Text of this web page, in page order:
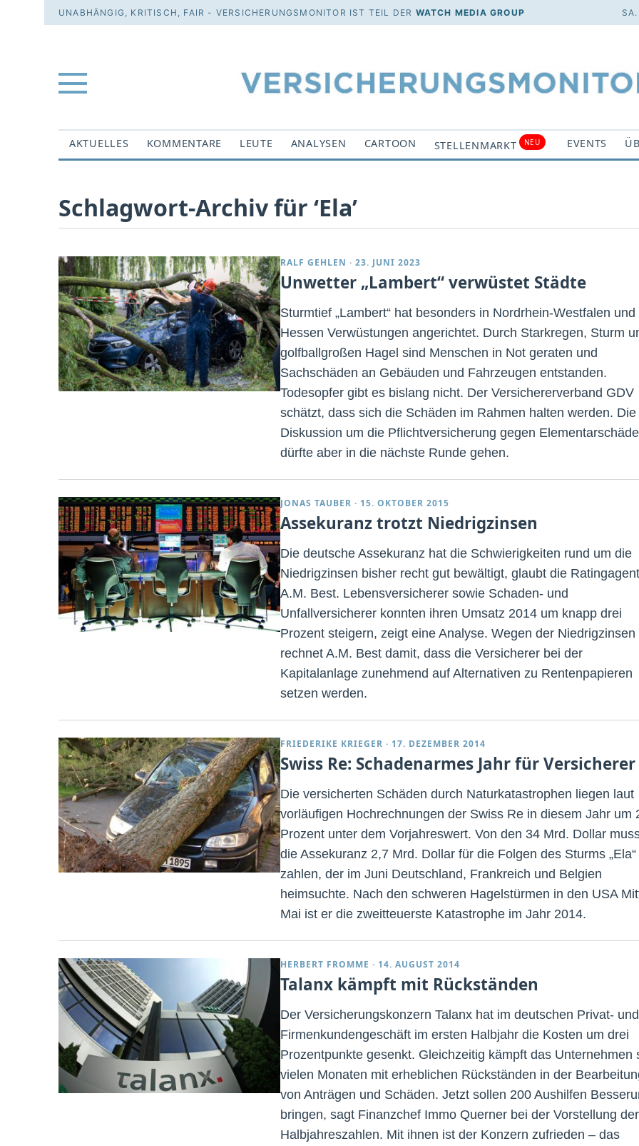
UNABHÄNGIG, KRITISCH, FAIR - VERSICHERUNGSMONITOR IST TEIL DER WATCH MEDIA GROUP
AKTUELLES KOMMENTARE LEUTE ANALYSEN CARTOON STELLENMARKT NEU EVENTS
Schlagwort-Archiv für ‘Ela’
RALF GEHLEN · 23. JUNI 2023
Unwetter „Lambert“ verwüstet Städte
Sturmtief „Lambert“ hat besonders in Nordrhein-Westfalen und
Hessen Verwüstungen angerichtet. Durch Starkregen, Sturm
golfballgroßen Hagel sind Menschen in Not geraten und
Sachschäden an Gebäuden und Fahrzeugen entstanden.
Todesopfer gibt es bislang nicht. Der Versichererverband GDV
schätzt, dass sich die Schäden im Rahmen halten werden. Die
Diskussion um die Pflichtversicherung gegen
dürfte aber in die nächste Runde gehen.
JONAS TAUBER · 15. OKTOBER 2015
Assekuranz trotzt Niedrigzinsen
Die deutsche Assekuranz hat die Schwierigkeiten rund um die
Niedrigzinsen bisher recht gut bewältigt, glaubt die
A.M. Best. Lebensversicherer sowie Schaden- und
Unfallversicherer konnten ihren Umsatz 2014 um knapp drei
Prozent steigern, zeigt eine Analyse. Wegen der Niedrigzinsen
rechnet A.M. Best damit, dass die Versicherer bei der
Kapitalanlage zunehmend auf Alternativen zu Rentenpapieren
setzen werden.
FRIEDERIKE KRIEGER · 17. DEZEMBER 2014
Swiss Re: Schadenarmes Jahr für Versicherer
Die versicherten Schäden durch Naturkatastrophen liegen laut
vorläufigen Hochrechnungen der Swiss Re in diesem Jahr um
Prozent unter dem Vorjahreswert. Von den 34 Mrd. Dollar
die Assekuranz 2,7 Mrd. Dollar für die Folgen des Sturms „Ela“
zahlen, der im Juni Deutschland, Frankreich und Belgien
heimsuchte. Nach den schweren Hagelstürmen in den USA
Mai ist er die zweitteuerste Katastrophe im Jahr 2014.
HERBERT FROMME · 14. AUGUST 2014
Talanx kämpft mit Rückständen
Der Versicherungskonzern Talanx hat im deutschen Privat- und
Firmenkundengeschäft im ersten Halbjahr die Kosten um drei
Prozentpunkte gesenkt. Gleichzeitig kämpft das Unternehmen
vielen Monaten mit erheblichen Rückständen in der
von Anträgen und Schäden. Jetzt sollen 200 Aushilfen
bringen, sagt Finanzchef Immo Querner bei der Vorstellung der
Halbjahreszahlen. Mit ihnen ist der Konzern zufrieden – das